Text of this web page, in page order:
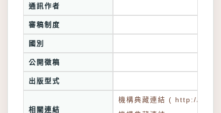
通訊作者
審稿制度
國別
公開徵稿
出版型式
相關連結
機構典藏連結 ( http://